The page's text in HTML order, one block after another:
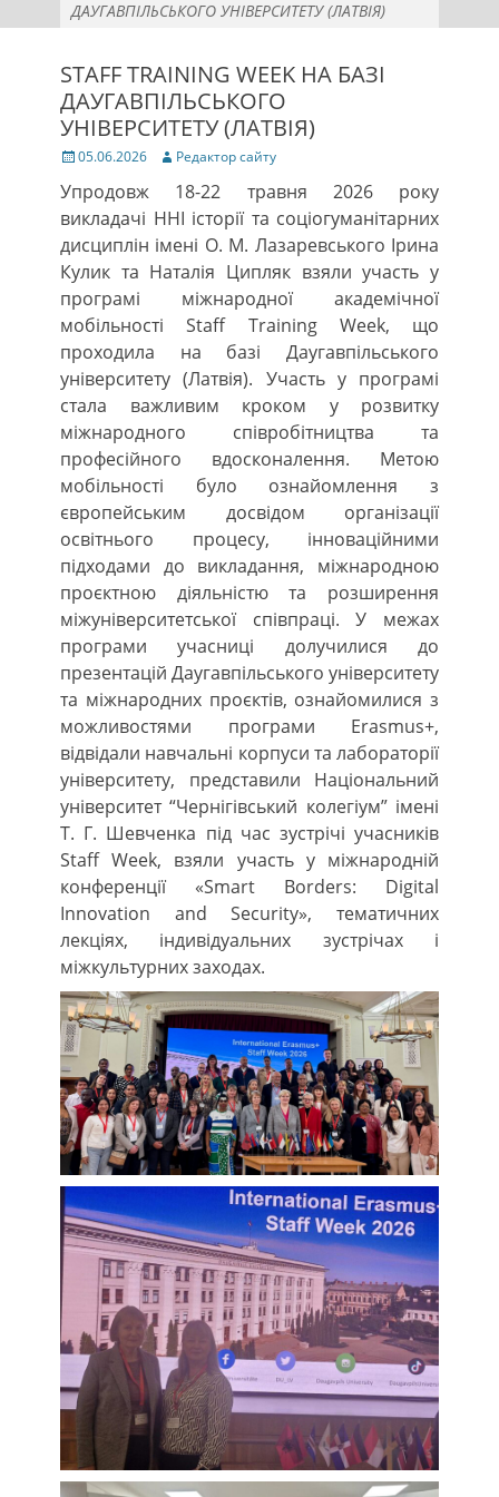
ДАУГАВПІЛЬСЬКОГО УНІВЕРСИТЕТУ (ЛАТВІЯ)
STAFF TRAINING WEEK НА БАЗІ
ДАУГАВПІЛЬСЬКОГО
УНІВЕРСИТЕТУ (ЛАТВІЯ)
Posted
05.06.2026 Author
Редактор сайту
Упродовж 18-22 травня 2026 року
викладачі ННІ історії та соціогуманітарних
дисциплін імені О. М. Лазаревського Ірина
Кулик та Наталія Ципляк взяли участь у
програмі міжнародної академічної
мобільності Staff Training Week, що
проходила на базі Даугавпільського
університету (Латвія). Участь у програмі
стала важливим кроком у розвитку
міжнародного співробітництва та
професійного вдосконалення. Метою
мобільності було ознайомлення з
європейським досвідом організації
освітнього процесу, інноваційними
підходами до викладання, міжнародною
проєктною діяльністю та розширення
міжуніверситетської співпраці. У межах
програми учасниці долучилися до
презентацій Даугавпільського університету
та міжнародних проєктів, ознайомилися з
можливостями програми Erasmus+,
відвідали навчальні корпуси та лабораторії
університету, представили Національний
університет “Чернігівський колегіум” імені
Т. Г. Шевченка під час зустрічі учасників
Staff Week, взяли участь у міжнародній
конференції «Smart Borders: Digital
Innovation and Security», тематичних
лекціях, індивідуальних зустрічах і
міжкультурних заходах.